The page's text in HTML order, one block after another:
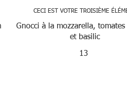
CECI EST VOTRE TROISIÈME
Gnocci à la mozzarella, tomates
et basilic
13